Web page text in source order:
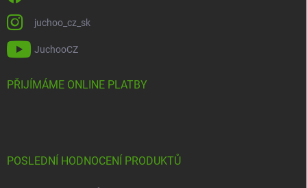
juchoo_cz_sk
JuchooCZ
PŘIJÍMÁME ONLINE PLATBY
POSLEDNÍ HODNOCENÍ PRODUKTŮ